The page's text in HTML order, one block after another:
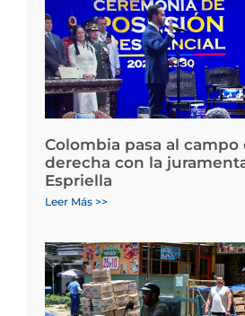
Colombia pasa al
derecha con la
Espriella
Leer Más >>